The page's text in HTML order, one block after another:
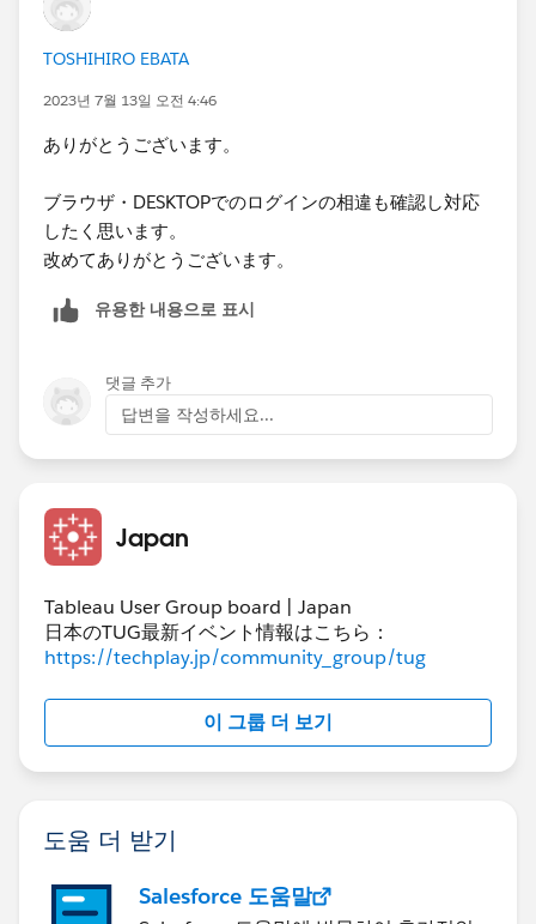
の情報をバックアップ・削除したあと
再インストールで対応ということでよろしいでしょう
か。
TOSHIHIRO EBATA
2023년 7월 13일 오전 4:46
ありがとうございます。
ブラウザ・DESKTOPでのログインの相違も確認し対応
したく思います。
改めてありがとうございます。
유용한 내용으로 표시
댓글 추가
답변을 작성하세요...
Japan
Tableau User Group board | Japan
日本のTUG最新イベント情報はこちら：
https://techplay.jp/community_group/tug
이 그룹 더 보기
도움 더 받기
Salesforce 도움말